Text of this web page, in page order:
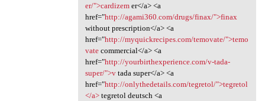
er/">cardizemer</a> <a
href="http://agami360.com/drugs/finax/">finax
without prescription</a> <a
href="http://myquickrecipes.com/temovate/">temo
vatecommercial</a> <a
href="http://yourbirthexperience.com/v-tada-
super/">vtada super</a> <a
href="http://onlythedetails.com/tegretol/">tegretol
</a>tegretol deutsch <a